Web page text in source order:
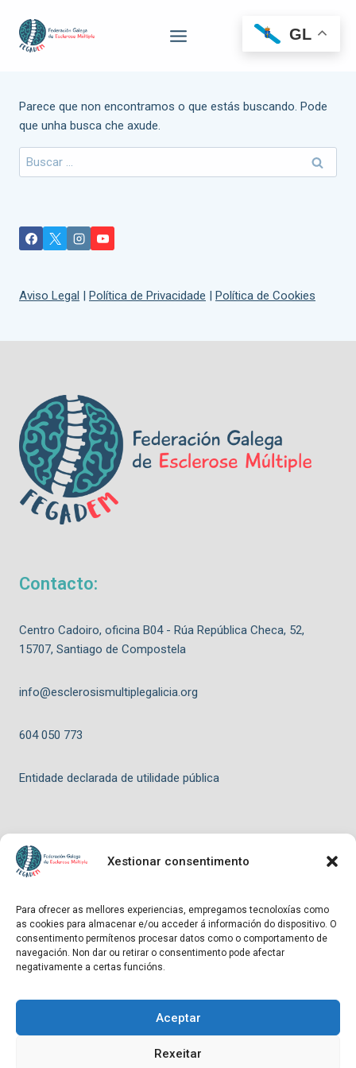
Xestionar consentimento
Para ofrecer as mellores experiencias, empregamos tecnoloxías como
as cookies para almacenar e/ou acceder á información do dispositivo. O
consentimento permítenos procesar datos como o comportamento de
navegación. Non dar ou retirar o consentimento pode afectar
negativamente a certas funcións.
Aceptar
Rexeitar
Parece que non encontramos o que estás buscando. Pode
que unha busca che axude.
Aviso Legal | Política de Privacidade | Política de Cookies
Contacto:
Centro Cadoiro, oficina B04 - Rúa República Checa, 52,
15707, Santiago de Compostela
info@esclerosismultiplegalicia.org
604 050 773
Entidade declarada de utilidade pública
Hosting patrocinado por
Entidade declarada de utilidade pública
GL